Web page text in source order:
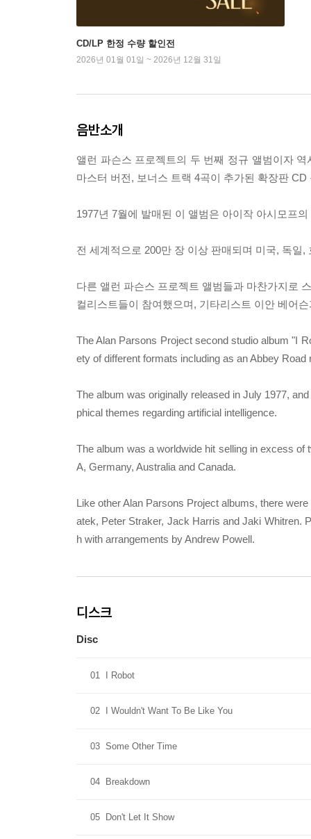
CD/LP 한정 수량 할인전
2026년 01월 01일 ~ 2026년 12월 31일
음반소개
앨런 파슨스 프로젝트의 두 번째 정규 앨범이자
마스터 버전, 보너스 트랙 4곡이 추가된 확장판
1977년 7월에 발매된 이 앨범은 아이작 아시모프
전 세계적으로 200만 장 이상 판매되며 미국, 독일
다른 앨런 파슨스 프로젝트 앨범들과 마찬가지로
컬리스트들이 참여했으며, 기타리스트 이안 베어
The Alan Parsons Project second studio album "I
ety of different formats including as an Abbey
The album was originally released in July 1977,
phical themes regarding artificial intelligence.
The album was a worldwide hit selling in excess
A, Germany, Australia and Canada.
Like other Alan Parsons Project albums, there
atek, Peter Straker, Jack Harris and Jaki Whitren.
h with arrangements by Andrew Powell.
디스크
Disc
01 I Robot
02 I Wouldn't Want To Be Like You
03 Some Other Time
04 Breakdown
05 Don't Let It Show